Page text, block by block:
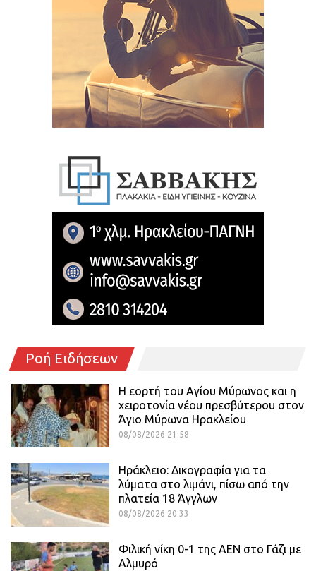
Ροή Ειδήσεων
Η εορτή του Αγίου Μύρωνος και η
χειροτονία νέου πρεσβύτερου στον
Άγιο Μύρωνα Ηρακλείου
08/08/2026 21:58
Ηράκλειο: Δικογραφία για τα
λύματα στο λιμάνι, πίσω από την
πλατεία 18 Άγγλων
08/08/2026 20:33
Φιλική νίκη 0-1 της ΑΕΝ στο Γάζι με
Αλμυρό